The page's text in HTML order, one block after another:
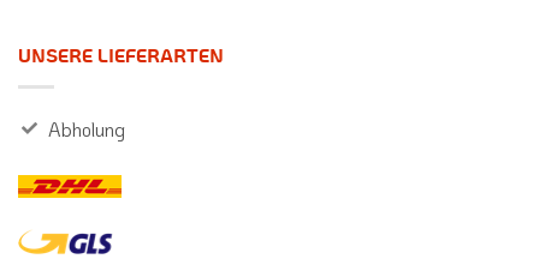
UNSERE LIEFERARTEN
Abholung